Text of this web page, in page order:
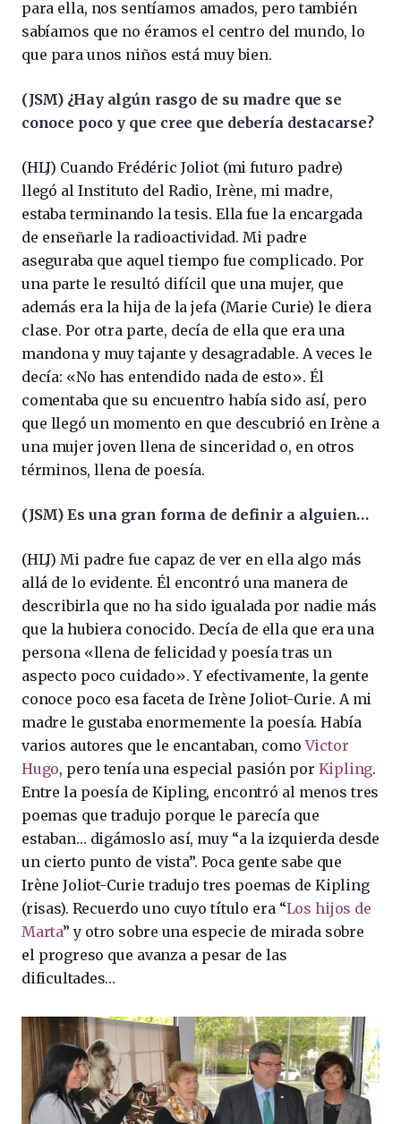
para ella, nos sentíamos amados, pero también
sabíamos que no éramos el centro del mundo, lo
que para unos niños está muy bien.
(JSM) ¿Hay algún rasgo de su madre que se
conoce poco y que cree que debería destacarse?
(HLJ) Cuando Frédéric Joliot (mi futuro padre)
llegó al Instituto del Radio, Irène, mi madre,
estaba terminando la tesis. Ella fue la encargada
de enseñarle la radioactividad. Mi padre
aseguraba que aquel tiempo fue complicado. Por
una parte le resultó difícil que una mujer, que
además era la hija de la jefa (Marie Curie) le diera
clase. Por otra parte, decía de ella que era una
mandona y muy tajante y desagradable. A veces le
decía: «No has entendido nada de esto». Él
comentaba que su encuentro había sido así, pero
que llegó un momento en que descubrió en Irène a
una mujer joven llena de sinceridad o, en otros
términos, llena de poesía.
(JSM) Es una gran forma de definir a alguien…
(HLJ) Mi padre fue capaz de ver en ella algo más
allá de lo evidente. Él encontró una manera de
describirla que no ha sido igualada por nadie más
que la hubiera conocido. Decía de ella que era una
persona «llena de felicidad y poesía tras un
aspecto poco cuidado». Y efectivamente, la gente
conoce poco esa faceta de Irène Joliot-Curie. A mi
madre le gustaba enormemente la poesía. Había
varios autores que le encantaban, comoVictor
Hugo, pero tenía una especial pasión por Kipling.
Entre la poesía de Kipling, encontró al menos tres
poemas que tradujo porque le parecía que
estaban… digámoslo así, muy “a la izquierda desde
un cierto punto de vista”. Poca gente sabe que
Irène Joliot-Curie tradujo tres poemas de Kipling
(risas). Recuerdo uno cuyo título era “Los hijos de
Marta” y otro sobre una especie de mirada sobre
el progreso que avanza a pesar de las
dificultades…